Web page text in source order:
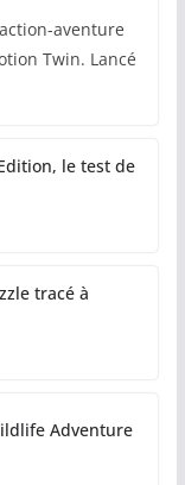
aventure
Twin. Lancé
le test de
tracé à
Adventure